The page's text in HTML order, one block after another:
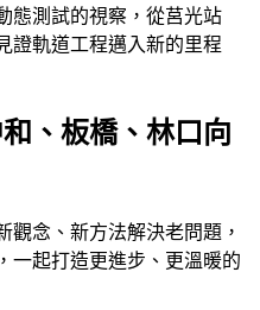
態測試的視察，從莒光站
證軌道工程邁入新的里程
、板橋、林口向
念、新方法解決老問題，
一起打造更進步、更溫暖的